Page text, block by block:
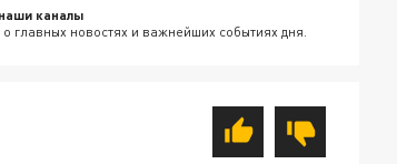
каналы
главных новостях и важнейших событиях дня.